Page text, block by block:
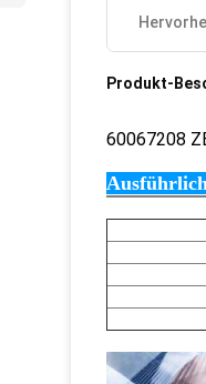
Produkt-
60067208